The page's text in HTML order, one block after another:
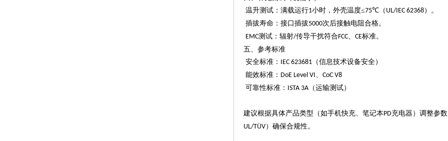
温升测试：满载运行1小时，外壳温度≤75℃（ UL/IEC 62368）。
插拔寿命：接口插拔5000次后接触电阻合格。
EMC测试：辐射/传导干扰符合FCC、 CE标准。
五、参考标准
安全标准： IEC 623681 （信息技术设备安全）
能效标准： DoE Level VI、 CoC V8
可靠性标准： ISTA 3A （运输测试）
建议根据具体产品类型（如手机快充、笔记本PD充电器）调整参
UL/TÜV）确保合规性。